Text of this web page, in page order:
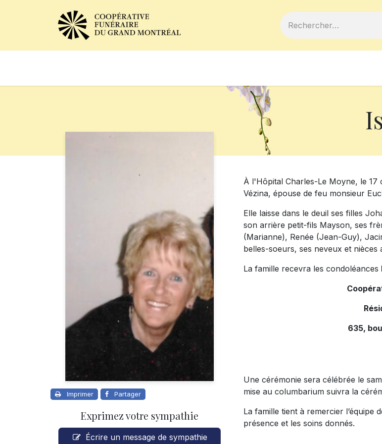
Imprimer Partager
Exprimez votre sympathie
Écrire un message de sympathie
À l'Hôpital Charles-Le Moyne, le 17
Vézina, épouse de feu monsieur
Elle laisse dans le deuil ses filles
son arrière petit-fils Mayson, ses
(Marianne), Renée (Jean-Guy),
belles-soeurs, ses neveux et nièces
La famille recevra les condoléances
635,
Une cérémonie sera célébrée le
mise au columbarium suivra la
La famille tient à remercier
présence et les soins donnés.